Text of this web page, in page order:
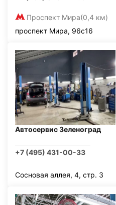
Проспект Мира(0,4 км)
проспект Мира, 96с16
Автосервис Зеленоград
+7 (495) 431-00-33
Сосновая аллея, 4, стр. 3